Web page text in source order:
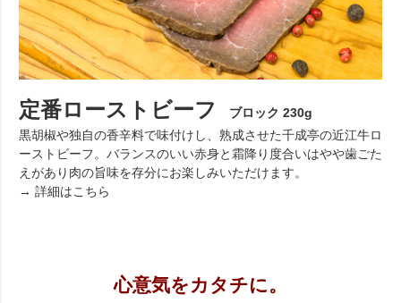
定番ローストビーフ
ブロック 230g
黒胡椒や独自の香辛料で味付けし、熟成させた千成亭の近江牛ロ
ーストビーフ。バランスのいい赤身と霜降り度合いはやや歯ごた
えがあり肉の旨味を存分にお楽しみいただけます。
→ 詳細はこちら
心意気をカタチに。